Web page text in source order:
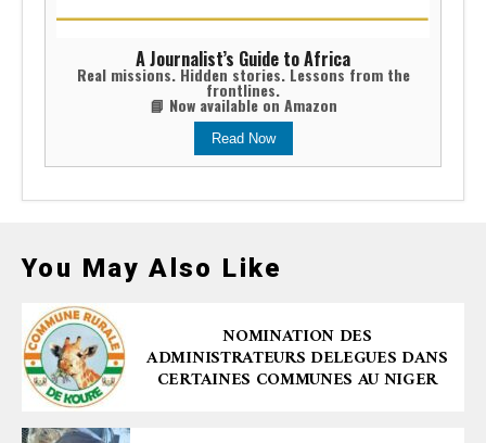
A Journalist’s Guide to Africa
Real missions. Hidden stories. Lessons from the
frontlines.
📘 Now available on Amazon
Read Now
You May Also Like
NOMINATION DES
ADMINISTRATEURS DELEGUES DANS
CERTAINES COMMUNES AU NIGER